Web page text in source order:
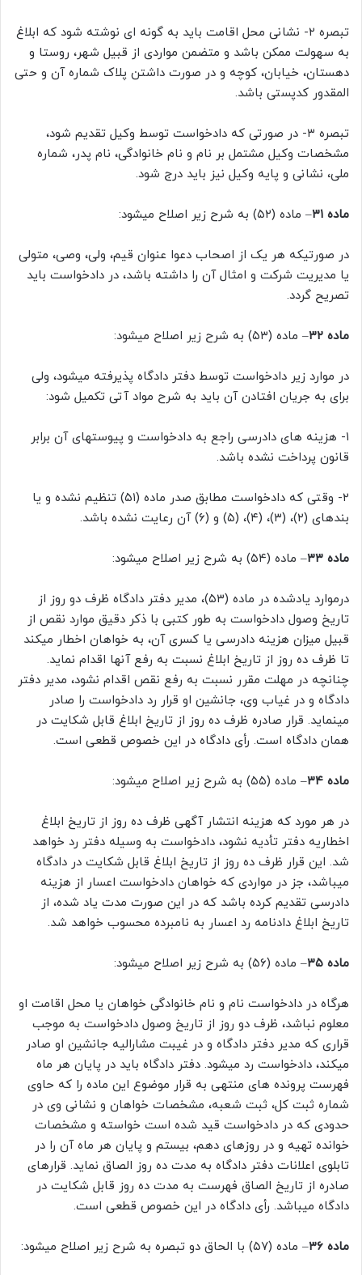
تبصره ۲- نشانی محل اقامت باید به گونه ای نوشته شود که ابلاغ
به سهولت ممکن باشد و متضمن مواردی از قبیل شهر، روستا و
دهستان، خیابان، کوچه و در صورت داشتن پلاک شماره آن و حتی
المقدور کدپستی باشد.
تبصره ۳- در صورتی که دادخواست توسط وکیل تقدیم شود،
مشخصات وکیل مشتمل بر نام و نام خانوادگی، نام پدر، شماره
ملی، نشانی و پایه وکیل نیز باید درج شود.
ماده ۳۱ – ماده (۵۲) به شرح زیر اصلاح میشود:
در صورتیکه هر یک از اصحاب دعوا عنوان قیم، ولی، وصی، متولی
یا مدیریت شرکت و امثال آن را داشته باشد، در دادخواست باید
تصریح گردد.
ماده ۳۲ – ماده (۵۳) به شرح زیر اصلاح میشود:
در موارد زیر دادخواست توسط دفتر دادگاه پذیرفته میشود، ولی
برای به جریان افتادن آن باید به شرح مواد آتی تکمیل شود:
۱- هزینه های دادرسی راجع به دادخواست و پیوستهای آن برابر
قانون پرداخت نشده باشد.
۲- وقتی که دادخواست مطابق صدر ماده (۵۱) تنظیم نشده و یا
بندهای (۲)، (۳)، (۴)، (۵) و (۶) آن رعایت نشده باشد.
ماده ۳۳ – ماده (۵۴) به شرح زیر اصلاح میشود:
درموارد یادشده در ماده (۵۳)، مدیر دفتر دادگاه ظرف دو روز از
تاریخ وصول دادخواست به طور کتبی با ذکر دقیق موارد نقص از
قبیل میزان هزینه دادرسی یا کسری آن، به خواهان اخطار میکند
تا ظرف ده روز از تاریخ ابلاغ نسبت به رفع آنها اقدام نماید.
چنانچه در مهلت مقرر نسبت به رفع نقص اقدام نشود، مدیر دفتر
دادگاه و در غیاب وی، جانشین او قرار رد دادخواست را صادر
مینماید. قرار صادره ظرف ده روز از تاریخ ابلاغ قابل شکایت در
همان دادگاه است. رأی دادگاه در این خصوص قطعی است.
ماده ۳۴ – ماده (۵۵) به شرح زیر اصلاح میشود:
در هر مورد که هزینه انتشار آگهی ظرف ده روز از تاریخ ابلاغ
اخطاریه دفتر تأدیه نشود، دادخواست به وسیله دفتر رد خواهد
شد. این قرار ظرف ده روز از تاریخ ابلاغ قابل شکایت در دادگاه
میباشد، جز در مواردی که خواهان دادخواست اعسار از هزینه
دادرسی تقدیم کرده باشد که در این صورت مدت یاد شده، از
تاریخ ابلاغ دادنامه رد اعسار به نامبرده محسوب خواهد شد.
ماده ۳۵ – ماده (۵۶) به شرح زیر اصلاح میشود:
هرگاه در دادخواست نام و نام خانوادگی خواهان یا محل اقامت او
معلوم نباشد، ظرف دو روز از تاریخ وصول دادخواست به موجب
قراری که مدیر دفتر دادگاه و در غیبت مشارالیه جانشین او صادر
میکند، دادخواست رد میشود. دفتر دادگاه باید در پایان هر ماه
فهرست پرونده های منتهی به قرار موضوع این ماده را که حاوی
شماره ثبت کل، ثبت شعبه، مشخصات خواهان و نشانی وی در
حدودی که در دادخواست قید شده است خواسته و مشخصات
خوانده تهیه و در روزهای دهم، بیستم و پایان هر ماه آن را در
تابلوی اعلانات دفتر دادگاه به مدت ده روز الصاق نماید. قرارهای
صادره از تاریخ الصاق فهرست به مدت ده روز قابل شکایت در
دادگاه میباشد. رأی دادگاه در این خصوص قطعی است.
ماده ۳۶ – ماده (۵۷) با الحاق دو تبصره به شرح زیر اصلاح میشود: